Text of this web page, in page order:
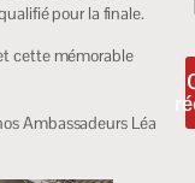
pour la finale.
cette mémorable
Ambassadeurs Léa